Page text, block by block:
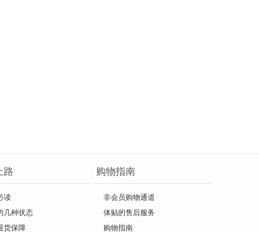
路
读
几种状态
货保障
购物指南
非会员购物通道
体贴的售后服务
购物指南